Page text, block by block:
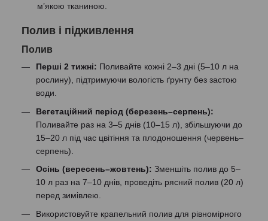
м’якою тканиною.
Полив і підживлення
Полив
Перші 2 тижні: Поливайте кожні 2–3 дні (5–10 л на
рослину), підтримуючи вологість ґрунту без застою
води.
Вегетаційний період (березень–серпень):
Поливайте раз на 3–5 днів (10–15 л), збільшуючи до
15–20 л під час цвітіння та плодоношення (червень–
серпень).
Осінь (вересень–жовтень): Зменшіть полив до 5–
10 л раз на 7–10 днів, проведіть рясний полив (20 л)
перед зимівлею.
Використовуйте крапельний полив для рівномірного